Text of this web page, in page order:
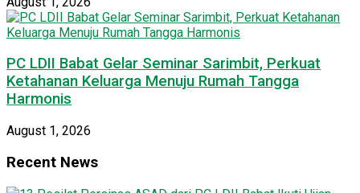
PC LDII Babat Gelar Seminar Sarimbit, Perkuat
Ketahanan Keluarga Menuju Rumah Tangga
Harmonis
August 1, 2026
Recent News